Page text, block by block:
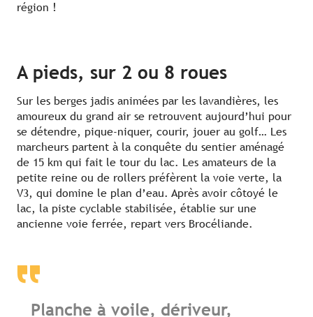
région !
A pieds, sur 2 ou 8 roues
Sur les berges jadis animées par les lavandières, les
amoureux du grand air se retrouvent aujourd’hui pour
se détendre, pique-niquer, courir, jouer au golf… Les
marcheurs partent à la conquête du sentier aménagé
de 15 km qui fait le tour du lac. Les amateurs de la
petite reine ou de rollers préfèrent la voie verte, la
V3, qui domine le plan d’eau. Après avoir côtoyé le
lac, la piste cyclable stabilisée, établie sur une
ancienne voie ferrée, repart vers Brocéliande.
Planche à voile, dériveur,